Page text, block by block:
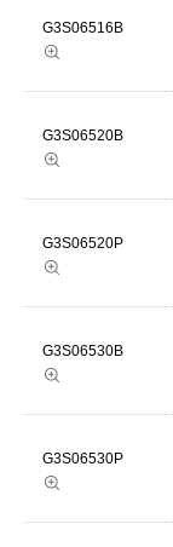
G3S06516B
G3S06520B
G3S06520P
G3S06530B
G3S06530P